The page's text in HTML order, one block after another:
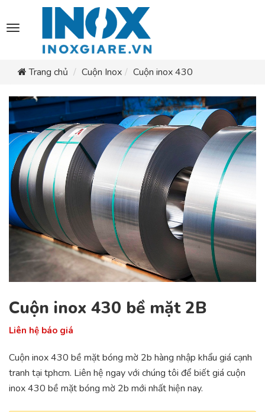
Toggle
navigation
Trang chủ
Cuộn Inox Cuộn inox 430
Cuộn inox 430 bề mặt 2B
Liên hệ báo giá
Cuộn inox 430 bề mặt bóng mờ 2b hàng nhập khẩu giá cạnh
tranh tại tphcm. Liên hệ ngay với chúng tôi để biết giá cuộn
inox 430 bề mặt bóng mờ 2b mới nhất hiện nay.